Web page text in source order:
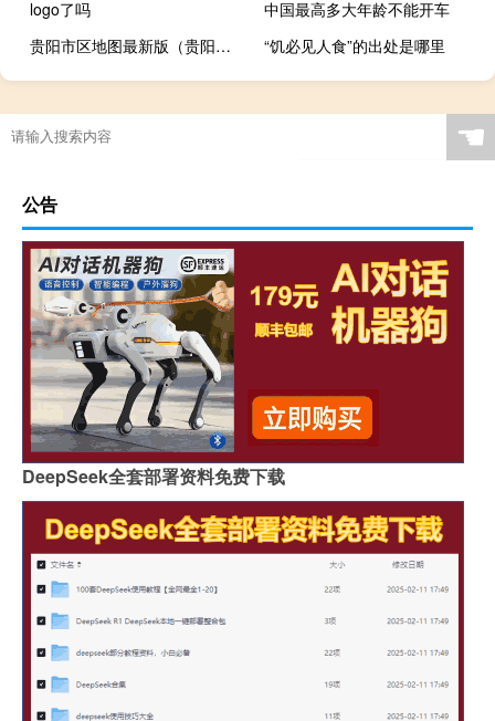
logo了吗
中国最高多大年龄不能开车
贵阳市区地图最新版（贵阳市区地图）
“饥必见人食”的出处是哪里
☚
公告
DeepSeek全套部署资料免费下载